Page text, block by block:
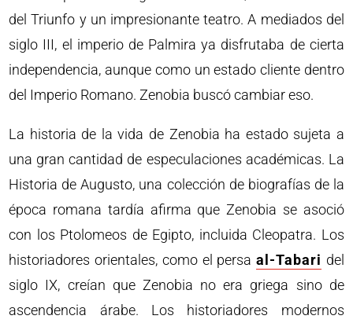
del Triunfo y un impresionante teatro. A mediados del
siglo III, el imperio de Palmira ya disfrutaba de cierta
independencia, aunque como un estado cliente dentro
del Imperio Romano. Zenobia buscó cambiar eso.
La historia de la vida de Zenobia ha estado sujeta a
una gran cantidad de especulaciones académicas. La
Historia de Augusto, una colección de biografías de la
época romana tardía afirma que Zenobia se asoció
con los Ptolomeos de Egipto, incluida Cleopatra. Los
historiadores orientales, como el persaal-Tabari del
siglo IX, creían que Zenobia no era griega sino de
ascendencia árabe. Los historiadores modernos